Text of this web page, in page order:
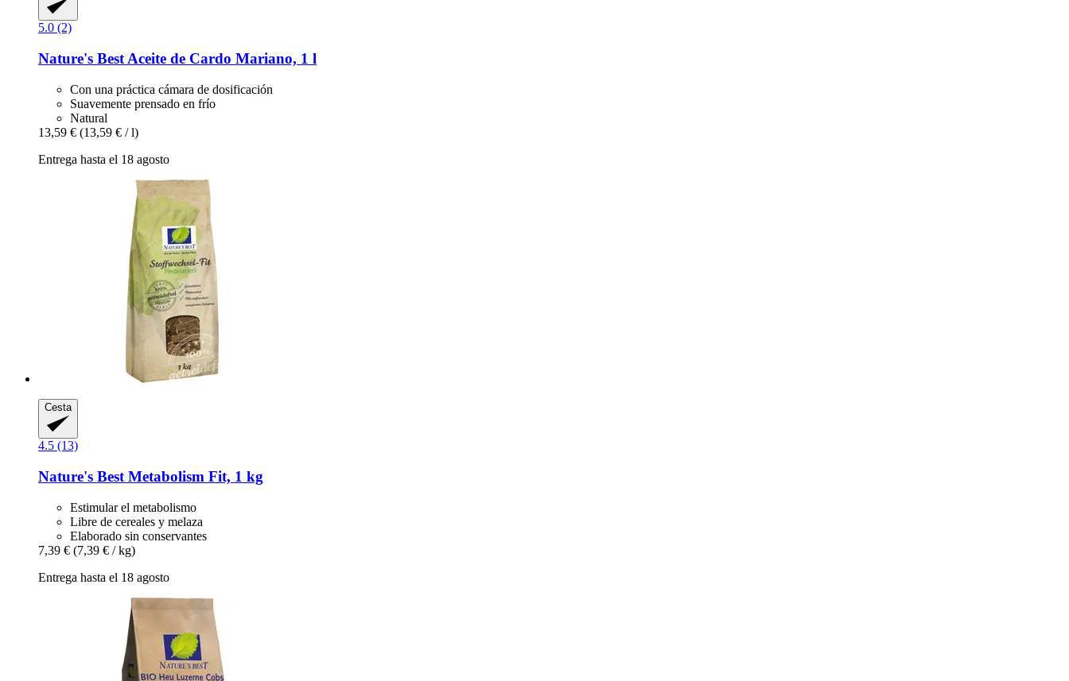
5.0 (2)
Nature's Best Aceite de Cardo Mariano, 1 l
Con una práctica cámara de dosificación
Suavemente prensado en frío
Natural
13,59 € (13,59 € / l)
Entrega hasta el 18 agosto
Cesta
4.5 (13)
Nature's Best Metabolism Fit, 1 kg
Estimular el metabolismo
Libre de cereales y melaza
Elaborado sin conservantes
7,39 € (7,39 € / kg)
Entrega hasta el 18 agosto